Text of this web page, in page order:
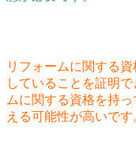
リフォームに関する
していることを証明
ムに関する資格を持
える可能性が高いです